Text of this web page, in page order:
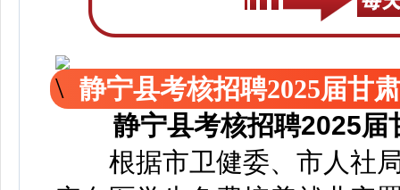
静宁县考核招聘2025届甘
静宁县考核招聘2025届
根据市卫健委、市人社局